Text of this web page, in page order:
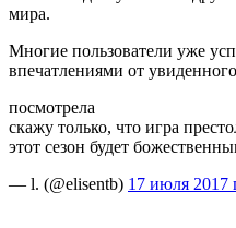
мира.
Многие пользователи уже
впечатлениями от
посмотрела
скажу только, что игра
этот сезон будет
— l. (@elisentb) 17 июля 2017